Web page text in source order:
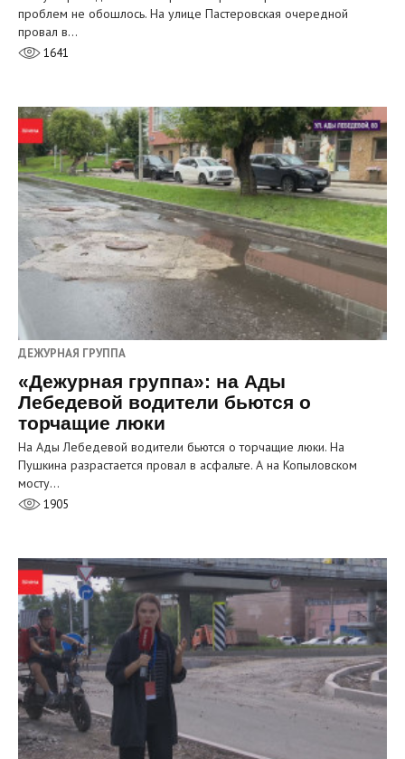
проблем не обошлось. На улице Пастеровская очередной
провал в…
1641
ДЕЖУРНАЯ ГРУППА
«Дежурная группа»: на Ады
Лебедевой водители бьются о
торчащие люки
На Ады Лебедевой водители бьются о торчащие люки. На
Пушкина разрастается провал в асфальте. А на Копыловском
мосту…
1905